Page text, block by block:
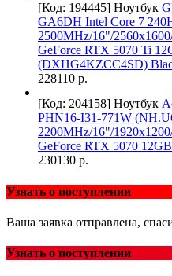
[Код: 194445] Ноутбук
GA6DH Intel Core 7
2500MHz/16"/
GeForce RTX 5070 Ti
(DXHG4KZCC4SD)
228110 р.
[Код: 204158] Ноутбук
PHN16-I31-771W
2200MHz/16"/
GeForce RTX 5070
230130 р.
Узнать о поступлении
Ваша заявка отправлена,
Узнать о поступлении